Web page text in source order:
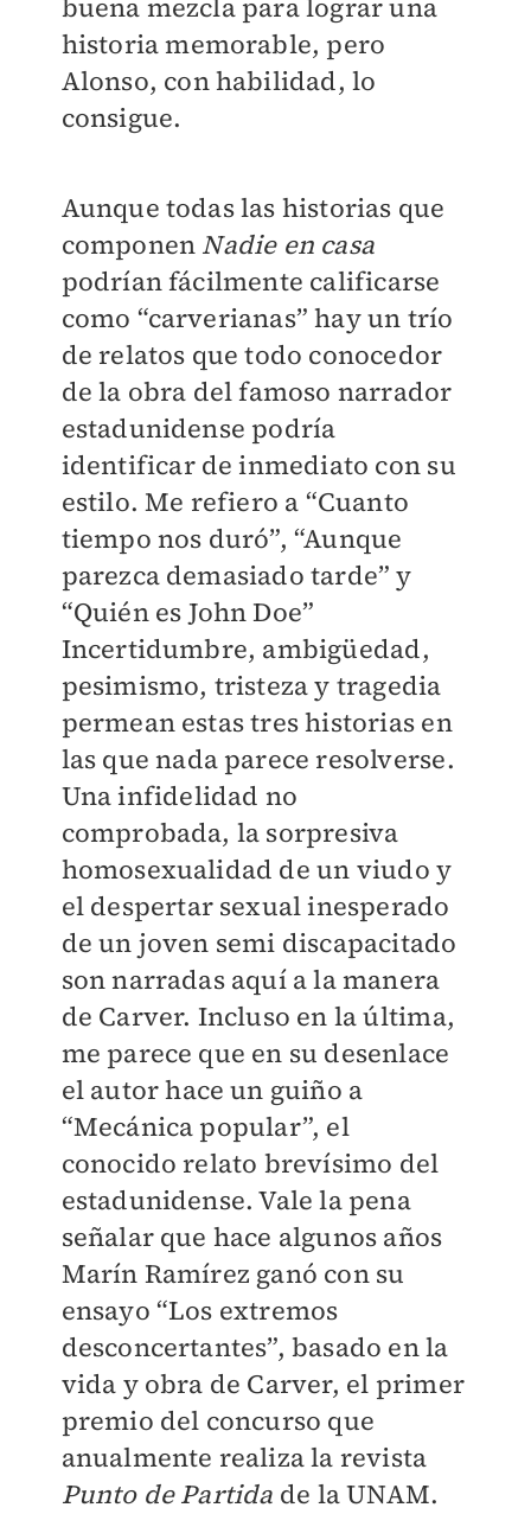
buena mezcla para lograr una
historia memorable, pero
Alonso, con habilidad, lo
consigue.
Aunque todas las historias que
componen Nadie en casa
podrían fácilmente calificarse
como “carverianas” hay un trío
de relatos que todo conocedor
de la obra del famoso narrador
estadunidense podría
identificar de inmediato con su
estilo. Me refiero a “Cuanto
tiempo nos duró”, “Aunque
parezca demasiado tarde” y
“Quién es John Doe”
Incertidumbre, ambigüedad,
pesimismo, tristeza y tragedia
permean estas tres historias en
las que nada parece resolverse.
Una infidelidad no
comprobada, la sorpresiva
homosexualidad de un viudo y
el despertar sexual inesperado
de un joven semi discapacitado
son narradas aquí a la manera
de Carver. Incluso en la última,
me parece que en su desenlace
el autor hace un guiño a
“Mecánica popular”, el
conocido relato brevísimo del
estadunidense. Vale la pena
señalar que hace algunos años
Marín Ramírez ganó con su
ensayo “Los extremos
desconcertantes”, basado en la
vida y obra de Carver, el primer
premio del concurso que
anualmente realiza la revista
Punto de Partida de la UNAM.